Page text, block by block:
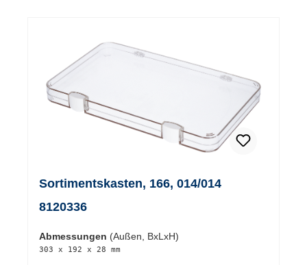
Sortimentskasten, 166, 014/014
8120336
Abmessungen (Außen, BxLxH)
303 x 192 x 28 mm